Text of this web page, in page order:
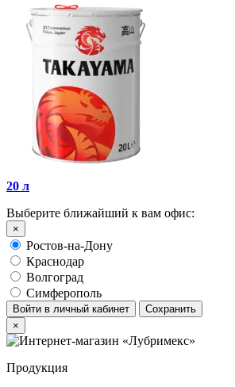
20 л
Выберите ближайший к вам офис:
×
Ростов-на-Дону
Краснодар
Волгоград
Симферополь
Войти в личный кабинет
Сохранить
×
Продукция